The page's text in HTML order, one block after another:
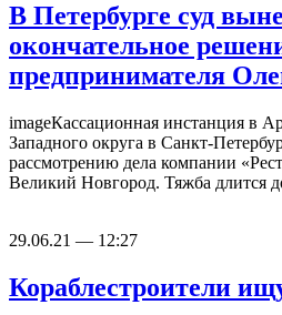
В Петербурге суд
окончательное
предпринимателя
imageКассационная инстанция в
Западного округа в Санкт-
рассмотрению дела компании
Великий Новгород. Тяжба длится
29.06.21 — 12:27
Кораблестроители